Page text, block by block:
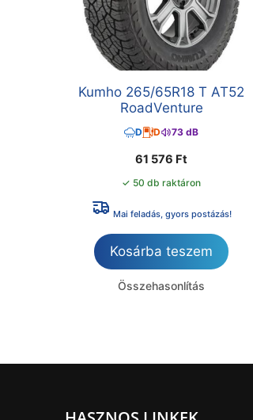
Kumho 265/65R18 T AT52
RoadVenture
D D 73 dB
61 576 Ft
✓ 50 db raktáron
Mai feladás, gyors postázás!
Kosárba teszem
Összehasonlítás